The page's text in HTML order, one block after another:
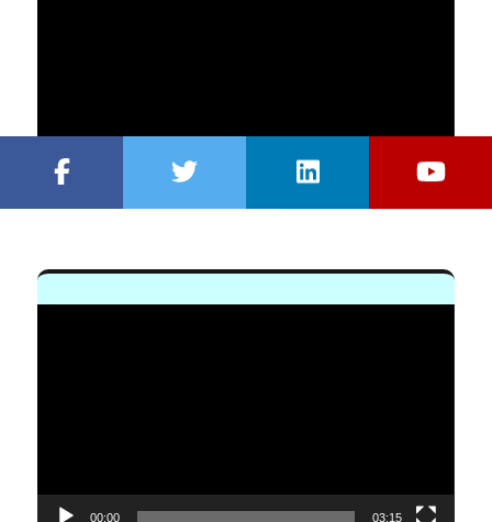
00:00 03:15